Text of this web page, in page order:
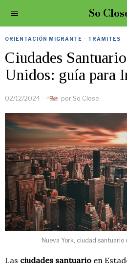
So
ORIENTACIÓN MIGRANTE · TRÁMITES
Ciudades
Unidos: guía para
02/12/2024 porSo Close
Nueva York, ciudad santuario
Las ciudades santuario en